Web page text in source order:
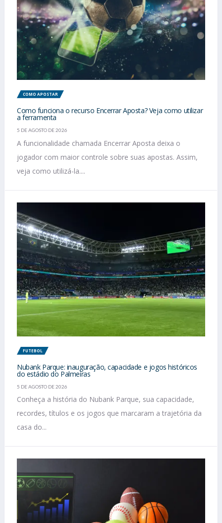
COMO APOSTAR
Como funciona o recurso Encerrar Aposta? Veja como utilizar
a ferramenta
5 DE AGOSTO DE 2026
A funcionalidade chamada Encerrar Aposta deixa o
jogador com maior controle sobre suas apostas. Assim,
veja como utilizá-la....
FUTEBOL
Nubank Parque: inauguração, capacidade e jogos históricos
do estádio do Palmeiras
5 DE AGOSTO DE 2026
Conheça a história do Nubank Parque, sua capacidade,
recordes, títulos e os jogos que marcaram a trajetória da
casa do...